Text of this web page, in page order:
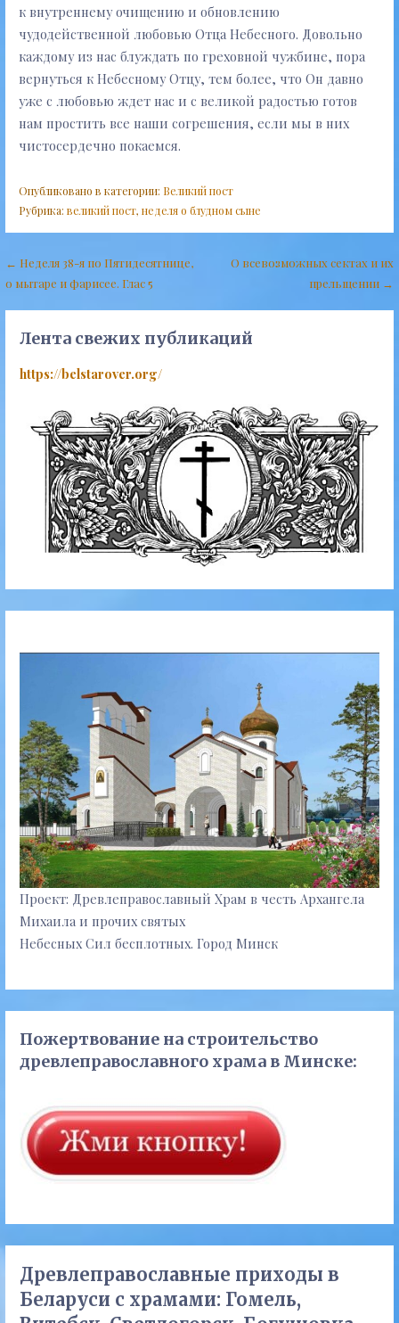
к внутреннему очищению и обновлению
чудодейственной любовью Отца Небесного. Довольно
каждому из нас блуждать по греховной чужбине, пора
вернуться к Небесному Отцу, тем более, что Он давно
уже с любовью ждет нас и с великой радостью готов
нам простить все наши согрешения, если мы в них
чистосердечно покаемся.
Опубликовано в категории: Великий пост
Рубрика: великий пост, неделя о блудном сыне
Навигация
записям
← Неделя 38-я по Пятидесятнице,
о мытаре и фарисее. Глас 5
О всевозможных сектах и их
прельщении →
Лента свежих публикаций
https://belstarover.org/
Проект: Древлеправославный Храм в честь Архангела
Михаила и прочих святых
Небесных Сил бесплотных. Город Минск
Пожертвование на строительство
древлеправославного храма в Минске:
Древлеправославные приходы в
Беларуси с храмами: Гомель,